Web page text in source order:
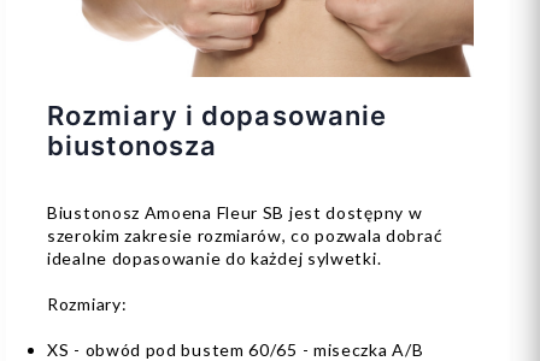
Rozmiary i dopasowanie
biustonosza
Biustonosz Amoena Fleur SB jest dostępny w
szerokim zakresie rozmiarów, co pozwala dobrać
idealne dopasowanie do każdej sylwetki.
Rozmiary:
XS - obwód pod bustem 60/65 - miseczka A/B